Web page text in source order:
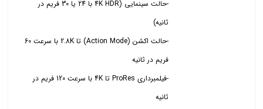
-حالت سینمایی (4K HDR با 24 یا 30 فریم در
ثانیه)
-حالت اکشن (Action Mode) تا 2.8K با سرعت 60
فریم در ثانیه
-فیلمبرداری ProRes تا 4K با سرعت 120 فریم در
ثانیه